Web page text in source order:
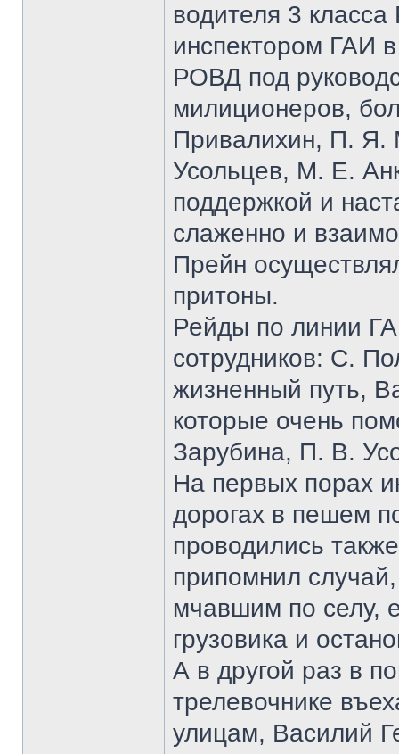
водителя 3
инспектором ГАИ
РОВД под
милиционеров,
Привалихин, П. Я.
Усольцев, М. Е.
поддержкой и
слаженно и
Прейн
притоны.
Рейды по линии
сотрудников: С.
жизненный путь,
которые очень
Зарубина, П. В.
На первых порах
дорогах в пешем
проводились
припомнил
мчавшим по селу,
грузовика и
А в другой раз в
трелевочнике
улицам, Василий